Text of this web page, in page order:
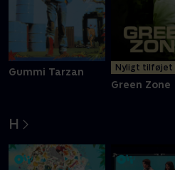
Gummi Tarzan Nyligt tilføjet
Green Zone
H